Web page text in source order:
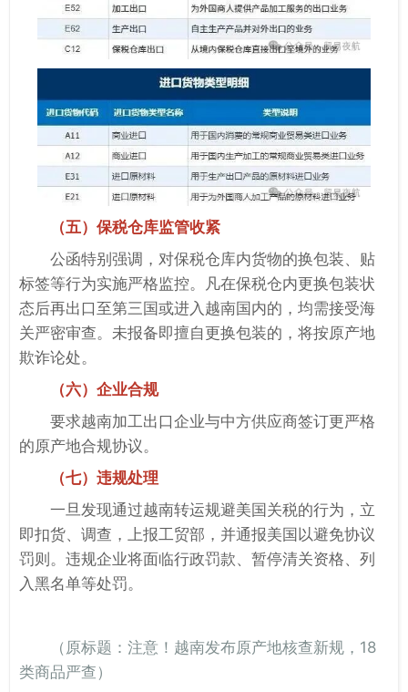
（五）保税仓库监管收紧
公函特别强调，对保税仓库内货物的换包装、贴
标签等行为实施严格监控。凡在保税仓内更换包装状
态后再出口至第三国或进入越南国内的，均需接受海
关严密审查。未报备即擅自更换包装的，将按原产地
欺诈论处。
（六）企业合规
要求越南加工出口企业与中方供应商签订更严格
的原产地合规协议。
（七）违规处理
一旦发现通过越南转运规避美国关税的行为，立
即扣货、调查，上报工贸部，并通报美国以避免协议
罚则。违规企业将面临行政罚款、暂停清关资格、列
入黑名单等处罚。
（原标题：注意！越南发布原产地核查新规，18
类商品严查）